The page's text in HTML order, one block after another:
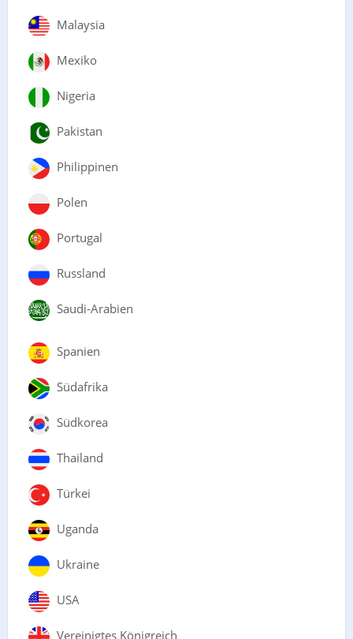
Malaysia
Mexiko
Nigeria
Pakistan
Philippinen
Polen
Portugal
Russland
Saudi-Arabien
Spanien
Südafrika
Südkorea
Thailand
Türkei
Uganda
Ukraine
USA
Vereinigtes Königreich